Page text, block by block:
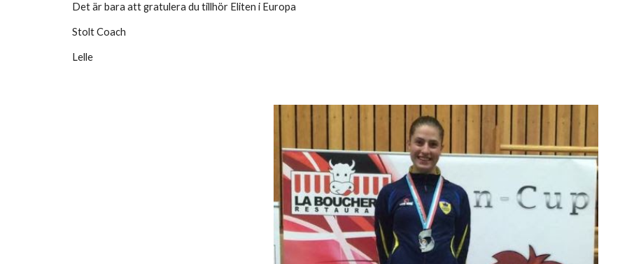
Det är bara att gratulera du tillhör Eliten i Europa
Stolt Coach
Lelle